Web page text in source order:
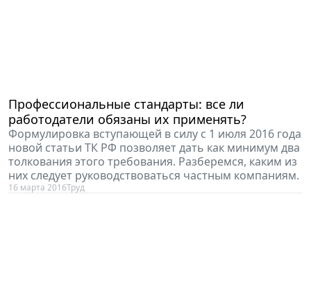
Профессиональные стандарты: все ли
работодатели обязаны их применять?
Формулировка вступающей в силу с 1 июля 2016 года
новой статьи ТК РФ позволяет дать как минимум два
толкования этого требования. Разберемся, каким из
них следует руководствоваться частным компаниям.
16 марта 2016Труд